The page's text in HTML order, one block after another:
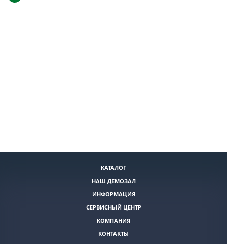
КАТАЛОГ
НАШ ДЕМОЗАЛ
ИНФОРМАЦИЯ
СЕРВИСНЫЙ ЦЕНТР
КОМПАНИЯ
КОНТАКТЫ